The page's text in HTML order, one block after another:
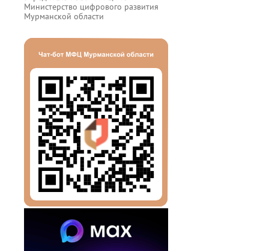
Министерство цифрового развития
Мурманской области